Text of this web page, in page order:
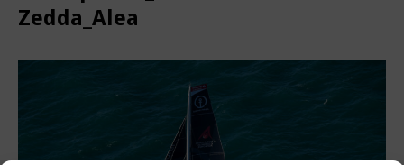
Zedda_Alea